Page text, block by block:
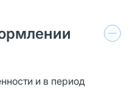
и в период